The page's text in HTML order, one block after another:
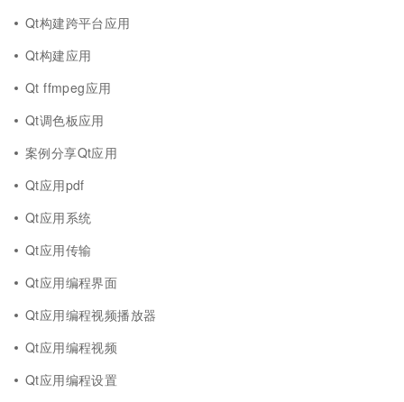
Qt构建跨平台应用
Qt构建应用
Qt ffmpeg应用
Qt调色板应用
案例分享Qt应用
Qt应用pdf
Qt应用系统
Qt应用传输
Qt应用编程界面
Qt应用编程视频播放器
Qt应用编程视频
Qt应用编程设置